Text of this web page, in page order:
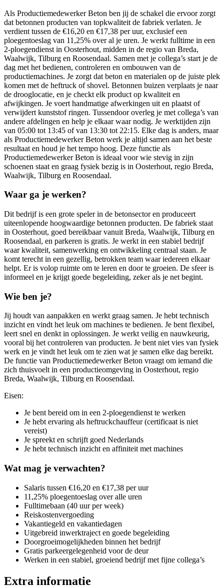
Als Productiemedewerker Beton ben jij de schakel die ervoor zorgt
dat betonnen producten van topkwaliteit de fabriek verlaten. Je
verdient tussen de €16,20 en €17,38 per uur, exclusief een
ploegentoeslag van 11,25% over al je uren. Je werkt fulltime in een
2-ploegendienst in Oosterhout, midden in de regio van Breda,
Waalwijk, Tilburg en Roosendaal. Samen met je collega’s start je de
dag met het bedienen, controleren en ombouwen van de
productiemachines. Je zorgt dat beton en materialen op de juiste plek
komen met de heftruck of shovel. Betonnen buizen verplaats je naar
de drooglocatie, en je checkt elk product op kwaliteit en
afwijkingen. Je voert handmatige afwerkingen uit en plaatst of
verwijdert kunststof ringen. Tussendoor overleg je met collega’s van
andere afdelingen en help je elkaar waar nodig. Je werktijden zijn
van 05:00 tot 13:45 of van 13:30 tot 22:15. Elke dag is anders, maar
als Productiemedewerker Beton werk je altijd samen aan het beste
resultaat en houd je het tempo hoog. Deze functie als
Productiemedewerker Beton is ideaal voor wie stevig in zijn
schoenen staat en graag fysiek bezig is in Oosterhout, regio Breda,
Waalwijk, Tilburg en Roosendaal.
Waar ga je werken?
Dit bedrijf is een grote speler in de betonsector en produceert
uiteenlopende hoogwaardige betonnen producten. De fabriek staat
in Oosterhout, goed bereikbaar vanuit Breda, Waalwijk, Tilburg en
Roosendaal, en parkeren is gratis. Je werkt in een stabiel bedrijf
waar kwaliteit, samenwerking en ontwikkeling centraal staan. Je
komt terecht in een gezellig, betrokken team waar iedereen elkaar
helpt. Er is volop ruimte om te leren en door te groeien. De sfeer is
informeel en je krijgt goede begeleiding, zeker als je net begint.
Wie ben je?
Jij houdt van aanpakken en werkt graag samen. Je hebt technisch
inzicht en vindt het leuk om machines te bedienen. Je bent flexibel,
leert snel en denkt in oplossingen. Je werkt veilig en nauwkeurig,
vooral bij het controleren van producten. Je bent niet vies van fysiek
werk en je vindt het leuk om te zien wat je samen elke dag bereikt.
De functie van Productiemedewerker Beton vraagt om iemand die
zich thuisvoelt in een productieomgeving in Oosterhout, regio
Breda, Waalwijk, Tilburg en Roosendaal.
Eisen:
Je bent bereid om in een 2-ploegendienst te werken
Je hebt ervaring als heftruckchauffeur (certificaat is niet
vereist)
Je spreekt en schrijft goed Nederlands
Je hebt technisch inzicht en affiniteit met machines
Wat mag je verwachten?
Salaris tussen €16,20 en €17,38 per uur
11,25% ploegentoeslag over alle uren
Fulltimebaan (40 uur per week)
Reiskostenvergoeding
Vakantiegeld en vakantiedagen
Uitgebreid inwerktraject en goede begeleiding
Doorgroeimogelijkheden binnen het bedrijf
Gratis parkeergelegenheid voor de deur
Werken in een stabiel, groeiend bedrijf met fijne collega’s
Extra informatie